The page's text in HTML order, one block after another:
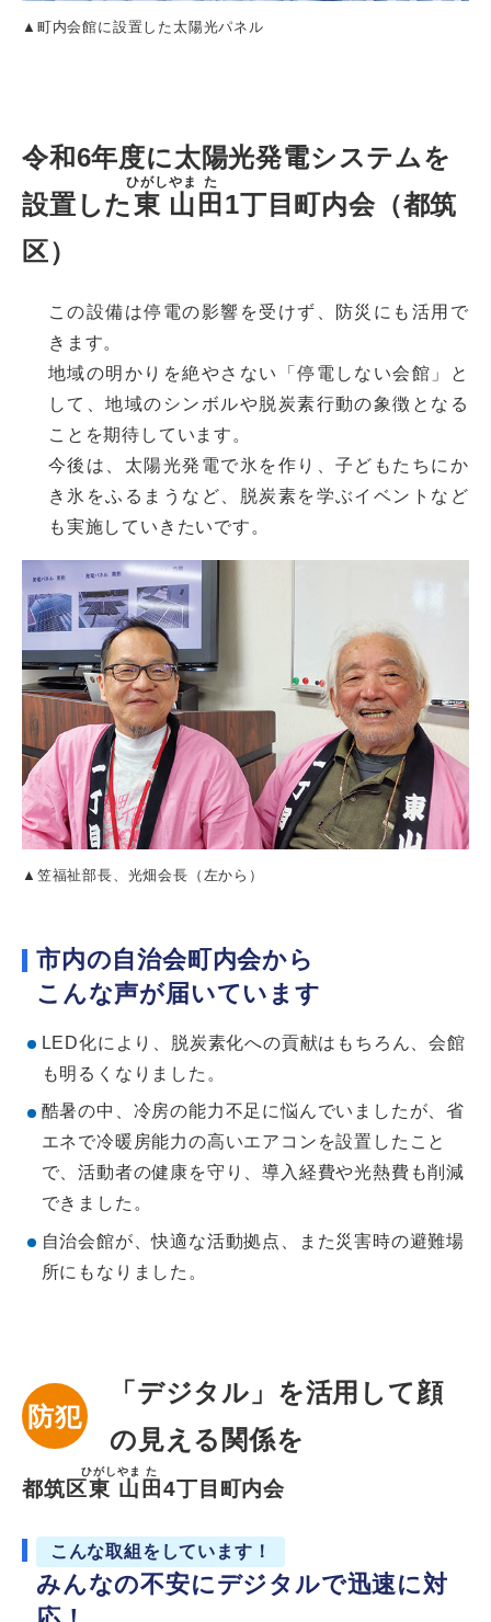
▲町内会館に設置した太陽光パネル
令和6年度に太陽光発電システムを
設置した 東
ひがし
山
やま
田
た
1丁目町内会（都筑
区）
▲笠福祉部長、光畑会長（左から）
この設備は停電の影響を受けず、防災にも活用で
きます。
地域の明かりを絶やさない「停電しない会館」と
して、地域のシンボルや脱炭素行動の象徴となる
ことを期待しています。
今後は、太陽光発電で氷を作り、子どもたちにか
き氷をふるまうなど、脱炭素を学ぶイベントなど
も実施していきたいです。
市内の自治会町内会から
こんな声が届いています
LED化により、脱炭素化への貢献はもちろん、会館
も明るくなりました。
酷暑の中、冷房の能力不足に悩んでいましたが、省
エネで冷暖房能力の高いエアコンを設置したこと
で、活動者の健康を守り、導入経費や光熱費も削減
できました。
自治会館が、快適な活動拠点、また災害時の避難場
所にもなりました。
防犯
「デジタル」を活用して顔
の見える関係を
都筑区東
ひがし
山
やま
田
た
4丁目町内会
こんな取組をしています！
みんなの不安にデジタルで迅速に対